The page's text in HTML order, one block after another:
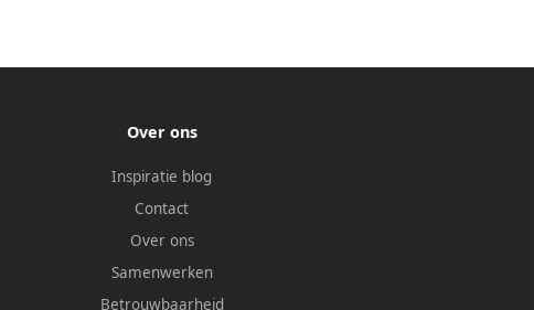
Over ons
Inspiratie blog
Contact
Over ons
Samenwerken
Betrouwbaarheid